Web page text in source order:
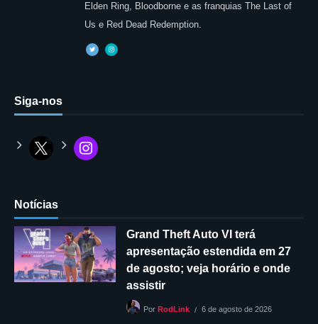
Elden Ring, Bloodborne e as franquias The Last of
Us e Red Dead Redemption.
Siga-nos
Notícias
Grand Theft Auto VI terá
apresentação estendida em 27
de agosto; veja horário e onde
assistir
Por RodLink 6 de agosto de 2026